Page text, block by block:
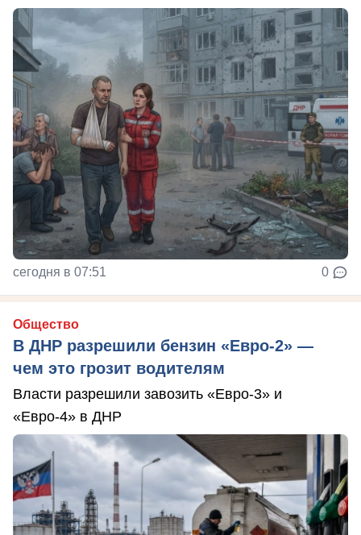
сегодня в 07:51 0
Общество
В ДНР разрешили бензин «Евро-2» —
чем это грозит водителям
Власти разрешили завозить «Евро-3» и
«Евро-4» в ДНР